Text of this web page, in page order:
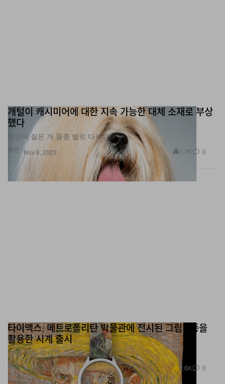
패션
개털이 캐시미어에 대한 지속 가능한 대체 소재로 부상
했다
원단의 질은 개 품종 별로 다르다.
Nov 6, 2023 1.7K 0
패션
타이맥스, 메트로폴리탄 박물관에 전시된 그림 4종을
활용한 시계 출시
보면 아는 유명한 작품들.
Nov 6, 2023 2.6K 0